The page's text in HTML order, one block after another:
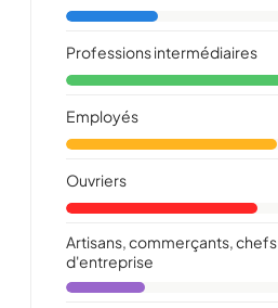
Professions intermédiaires
Employés
Ouvriers
Artisans, commerçants, chefs
d'entreprise